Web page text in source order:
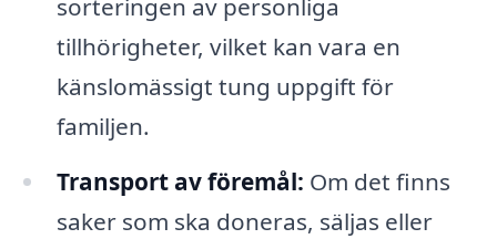
sorteringen av personliga
tillhörigheter, vilket kan vara en
känslomässigt tung uppgift för
familjen.
Transport av föremål: Om det finns
saker som ska doneras, säljas eller